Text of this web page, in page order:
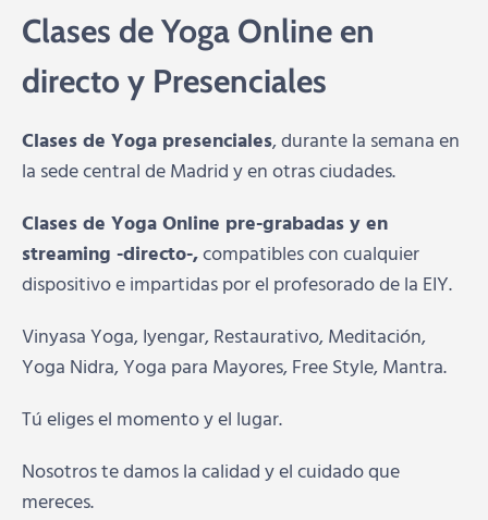
Clases de Yoga Online en
directo y Presenciales
Clases de Yoga presenciales, durante la semana en
la sede central de Madrid y en otras ciudades.
Clases de Yoga Online pre-grabadas y en
streaming -directo-,compatibles con cualquier
dispositivo e impartidas por el profesorado de la EIY.
Vinyasa Yoga, Iyengar, Restaurativo, Meditación,
Yoga Nidra, Yoga para Mayores, Free Style, Mantra.
Tú eliges el momento y el lugar.
Nosotros te damos la calidad y el cuidado que
mereces.